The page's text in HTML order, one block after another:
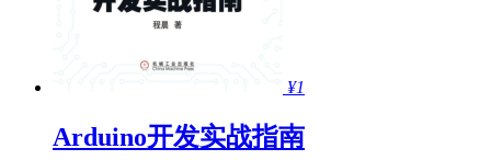
¥1
Arduino开发实战指南